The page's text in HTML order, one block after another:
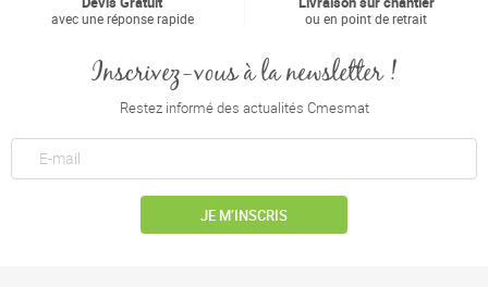
avec une réponse rapide ou en point de retrait
Inscrivez-vous à la newsletter !
Restez informé des actualités Cmesmat
JE M’INSCRIS